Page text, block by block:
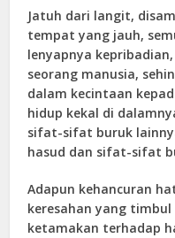
Jatuh dari langit,
tempat yang jauh,
lenyapnya
seorang manusia,
dalam kecintaan
hidup kekal di
sifat-sifat buruk
hasud dan sifat-sifat
Adapun kehancuran
keresahan yang
ketamakan terhadap